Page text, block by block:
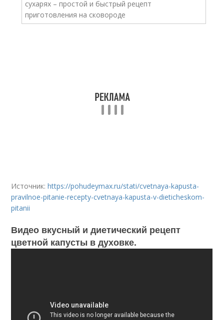
Источник:https://pohudeymax.ru/stati/cvetnaya-kapusta-
pravilnoe-pitanie-recepty-cvetnaya-kapusta-v-dieticheskom-
pitanii
Видео вкусный и диетический рецепт
цветной капусты в духовке.